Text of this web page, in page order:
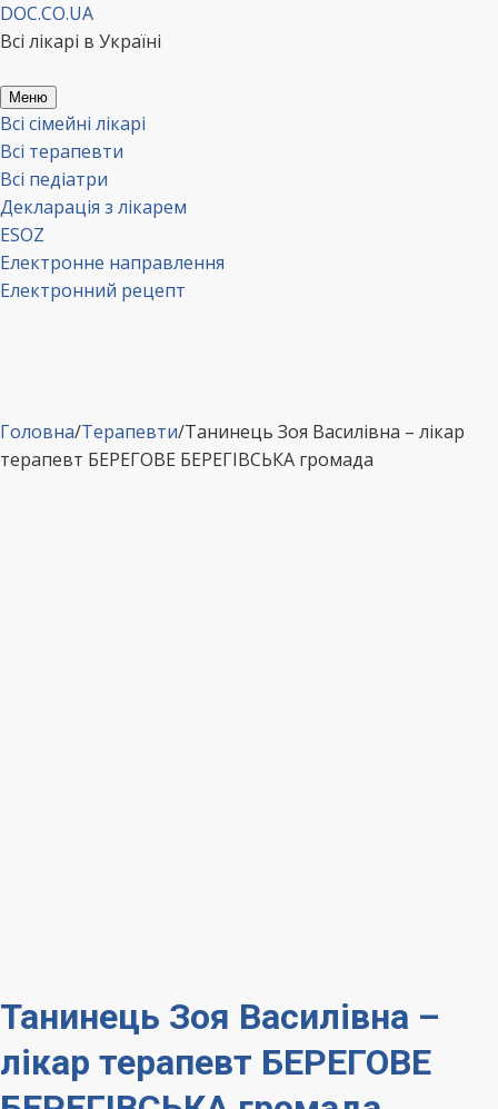
Перейти
до
DOC.CO.UA
Всі лікарі в Україні
Меню
Всі сімейні лікарі
Всі терапевти
Всі педіатри
Декларація з лікарем
ESOZ
Електронне направлення
Електронний рецепт
Головна/Терапевти/Танинець Зоя Василівна – лікар
терапевт БЕРЕГОВЕ БЕРЕГІВСЬКА громада
Танинець Зоя Василівна –
лікар терапевт БЕРЕГОВЕ